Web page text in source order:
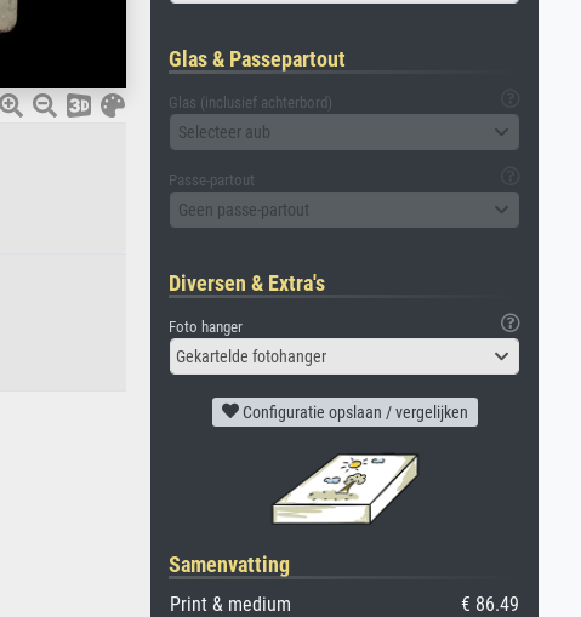
Glas & Passepartout
Glas (inclusief achterbord)
Selecteer aub
Passe-partout
Geen passe-partout
Diversen & Extra's
Foto hanger
Gekartelde fotohanger
Configuratie opslaan / vergelijken
Samenvatting
Print & medium
€ 86.49